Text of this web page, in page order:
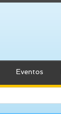
Eventos